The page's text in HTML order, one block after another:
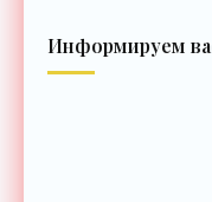
Информируем